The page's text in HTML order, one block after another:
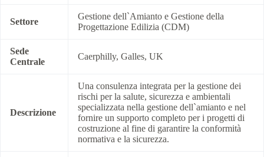
Settore
Gestione dell`Amianto e Gestione della
Progettazione Edilizia (CDM)
Sede
Centrale
Caerphilly, Galles, UK
Descrizione
Una consulenza integrata per la gestione dei
rischi per la salute, sicurezza e ambientali
specializzata nella gestione dell`amianto e nel
fornire un supporto completo per i progetti di
costruzione al fine di garantire la conformità
normativa e la sicurezza.